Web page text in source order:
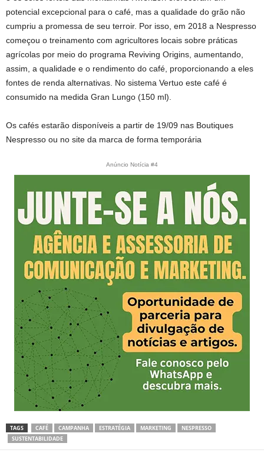
potencial excepcional para o café, mas a qualidade do grão não
cumpriu a promessa de seu terroir. Por isso, em 2018 a Nespresso
começou o treinamento com agricultores locais sobre práticas
agrícolas por meio do programa Reviving Origins, aumentando,
assim, a qualidade e o rendimento do café, proporcionando a eles
fontes de renda alternativas. No sistema Vertuo este café é
consumido na medida Gran Lungo (150 ml).
Os cafés estarão disponíveis a partir de 19/09 nas Boutiques
Nespresso ou no site da marca de forma temporária
Anúncio Notícia #4
TAGS CAFÉ CAMPANHA ESTRATÉGIA MARKETING
NESPRESSO
SUSTENTABILIDADE